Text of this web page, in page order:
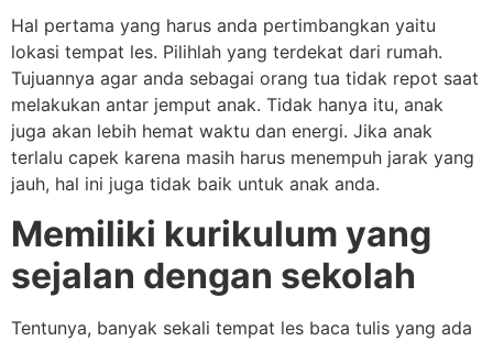
Hal pertama yang harus anda pertimbangkan yaitu
lokasi tempat les. Pilihlah yang terdekat dari rumah.
Tujuannya agar anda sebagai orang tua tidak repot saat
melakukan antar jemput anak. Tidak hanya itu, anak
juga akan lebih hemat waktu dan energi. Jika anak
terlalu capek karena masih harus menempuh jarak yang
jauh, hal ini juga tidak baik untuk anak anda.
Memiliki kurikulum yang
sejalan dengan sekolah
Tentunya, banyak sekali tempat les baca tulis yang ada